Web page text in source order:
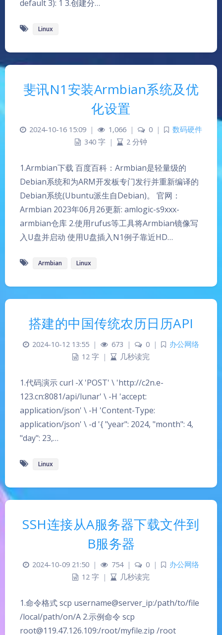
default 3): 1 3.创建分…
Linux
斐讯N1安装Armbian系统及优
化设置
2024-10-16 15:09 | 1,066 | 0 |
数码硬件
340 字 | 2 分钟
1.Armbian下载 百度百科：Armbian是轻量级的
Debian系统和为ARM开发板专门发行并重新编译的
Debian系统(Ubuntu派生自Debian)。 官网：
Armbian 2023年06月26更新: amlogic-s9xxx-
armbian仓库 2.使用rufus等工具将Armbian镜像写
入U盘并启动 使用U盘插入N1例子靠近HD…
Armbian Linux
搭建的中国传统农历日历API
2024-10-12 13:55 | 673 | 0 |
办公网络
12 字 | 几秒读完
1.代码演示 curl -X 'POST' \ 'http://c2n.e-
123.cn:8081/api/lunar' \ -H 'accept:
application/json' \ -H 'Content-Type:
application/json' \ -d '{ "year": 2024, "month": 4,
"day": 23,…
Linux
SSH连接从A服务器下载文件到
B服务器
2024-10-09 21:50 | 754 | 0 |
办公网络
12 字 | 几秒读完
1.命令格式 scp username@server_ip:/path/to/file
/local/path/on/A 2.示例命令 scp
root@119.47.126.109:/root/myfile.zip /root